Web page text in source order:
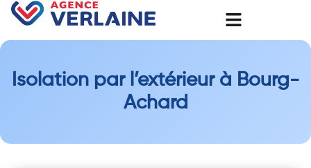
Isolation par l’extérieur à Bourg-
Achard